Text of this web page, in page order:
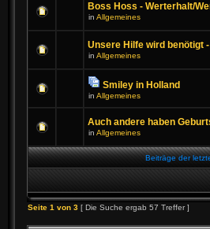
Boss Hoss - Werterhalt/
in Allgemeines
Unsere Hilfe wird benötigt
in Allgemeines
Smiley in Holland
in Allgemeines
Auch andere haben
in Allgemeines
Beiträge der
Seite 1 von 3 [ Die Suche ergab 57 Treffer ]